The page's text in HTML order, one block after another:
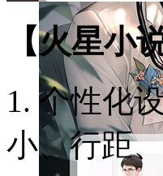
【火星小
1. 个性化
小、行距